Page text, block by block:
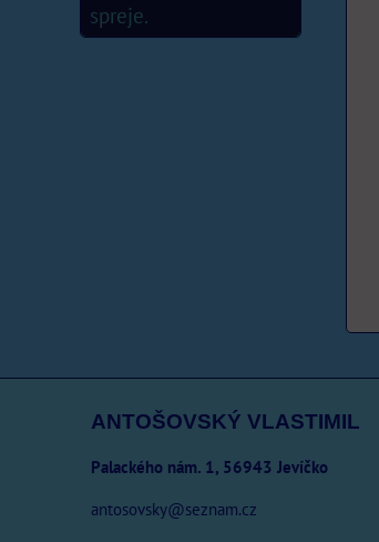
spreje.
ANTOŠOVSKÝ VLASTIMIL
Palackého nám. 1, 56943 Jevíčko
antosovsky@seznam.cz